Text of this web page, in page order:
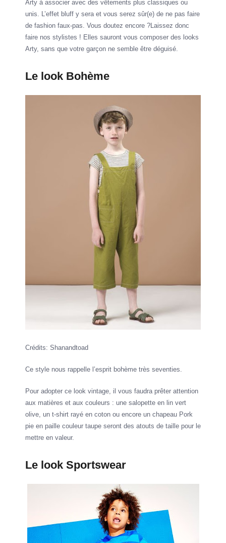
Arty à associer avec des vêtements plus classiques ou
unis. L’effet bluff y sera et vous serez sûr(e) de ne pas faire
de fashion faux-pas. Vous doutez encore ?Laissez donc
faire nos stylistes ! Elles sauront vous composer des looks
Arty, sans que votre garçon ne semble être déguisé.
Le look Bohème
Crédits: Shanandtoad
Ce style nous rappelle l’esprit bohème très seventies.
Pour adopter ce look vintage, il vous faudra prêter attention
aux matières et aux couleurs : une salopette en lin vert
olive, un t-shirt rayé en coton ou encore un chapeau Pork
pie en paille couleur taupe seront des atouts de taille pour le
mettre en valeur.
Le look Sportswear